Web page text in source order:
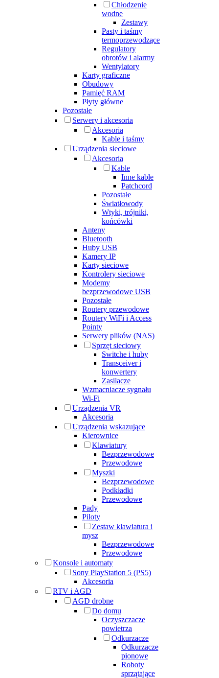
Chłodzenie
wodne
Zestawy
Pasty i taśmy
termoprzewodzące
Regulatory
obrotów i alarmy
Wentylatory
Karty graficzne
Obudowy
Pamięć RAM
Płyty główne
Pozostałe
Serwery i akcesoria
Akcesoria
Kable i taśmy
Urządzenia sieciowe
Akcesoria
Kable
Inne kable
Patchcord
Pozostałe
Światłowody
Wtyki, trójniki,
końcówki
Anteny
Bluetooth
Huby USB
Kamery IP
Karty sieciowe
Kontrolery sieciowe
Modemy
bezprzewodowe USB
Pozostałe
Routery przewodowe
Routery WiFi i Access
Pointy
Serwery plików (NAS)
Sprzęt sieciowy
Switche i huby
Transceiver i
konwertery
Zasilacze
Wzmacniacze sygnału
Wi-Fi
Urządzenia VR
Akcesoria
Urządzenia wskazujące
Kierownice
Klawiatury
Bezprzewodowe
Przewodowe
Myszki
Bezprzewodowe
Podkładki
Przewodowe
Pady
Piloty
Zestaw klawiatura i
mysz
Bezprzewodowe
Przewodowe
Konsole i automaty
Sony PlayStation 5 (PS5)
Akcesoria
RTV i AGD
AGD drobne
Do domu
Oczyszczacze
powietrza
Odkurzacze
Odkurzacze
pionowe
Roboty
sprzątające